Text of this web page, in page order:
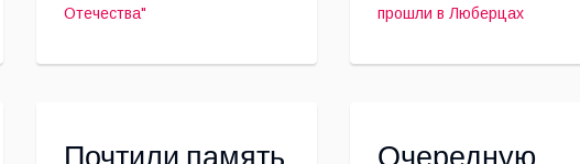
защитников
Отечества"
спортивных
ко Дню
прошли в Люберцах